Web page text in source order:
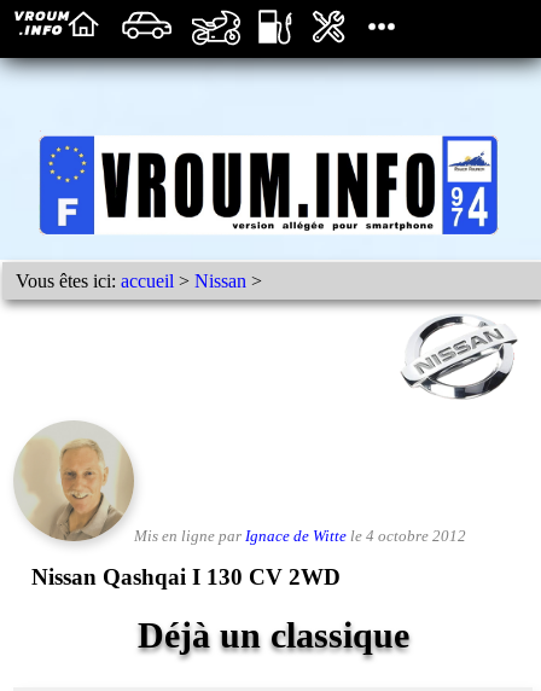
Vous êtes ici:accueil >Nissan >
Mis en ligne par Ignace de Witte le 4 octobre 2012
Nissan Qashqai I 130 CV 2WD
Déjà un classique